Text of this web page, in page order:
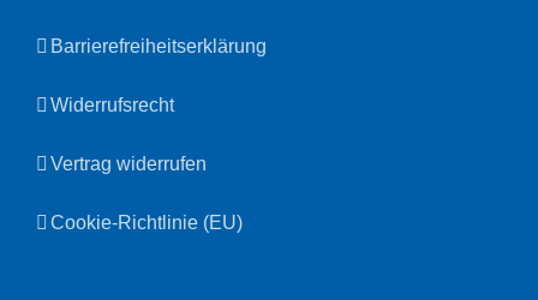
Barrierefreiheitserklärung
Widerrufsrecht
Vertrag widerrufen
Cookie-Richtlinie (EU)